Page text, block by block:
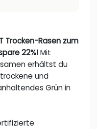
Trocken-Rasen zum
22%!Mit
erhältst du
und
Grün in